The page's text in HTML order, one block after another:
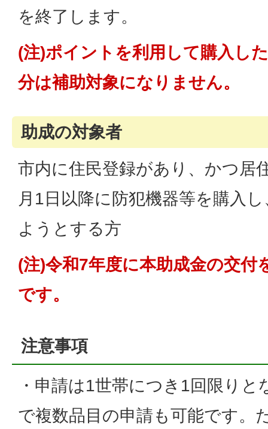
を終了します。
(注)ポイントを利用して購入し
分は補助対象になりません。
助成の対象者
市内に住民登録があり、かつ居
月1日以降に防犯機器等を購入
ようとする方
(注)令和7年度に本助成金の交付
です。
注意事項
・申請は1世帯につき1回限り
で複数品目の申請も可能です。